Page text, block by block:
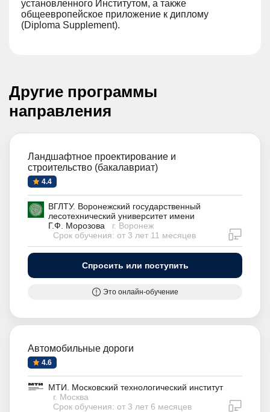
установленного Институтом, а также
общеевропейское приложение к диплому
(Diploma Supplement).
Другие программы
направления
Ландшафтное проектирование и
строительство (бакалавриат)
4.4
ВГЛТУ. Воронежский государственный
лесотехнический университет имени
Г.Ф. Морозова
г. Воронеж
Срок обучения: от 3 лет 11 месяцев
Спросить или поступить
Это онлайн-обучение
Автомобильные дороги
4.6
МТИ. Московский технологический институт
г. Москва
Срок обучения: от 3 лет 6 месяцев